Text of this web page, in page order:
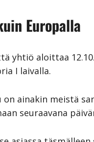
Europalla
yhtiö aloittaa
I laivalla.
ainakin meistä
seuraavana